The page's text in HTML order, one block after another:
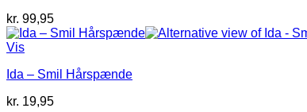
kr. 99,95
Vis
Ida – Smil Hårspænde
kr. 19,95